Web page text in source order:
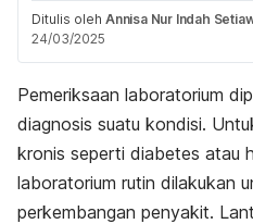
Ditulis oleh Annisa Nur Indah
24/03/2025
Pemeriksaan laboratorium
diagnosis suatu kondisi.
kronis seperti diabetes atau
laboratorium rutin dilakukan
perkembangan penyakit.